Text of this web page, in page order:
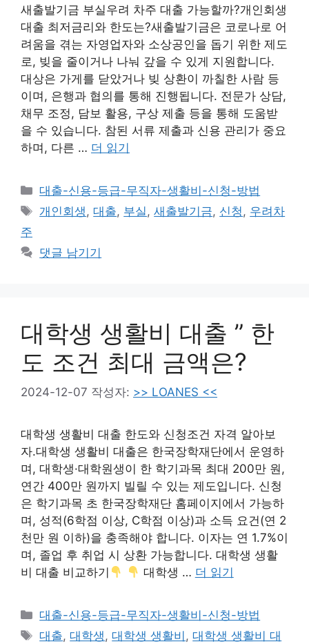
새출발기금 부실우려 차주 대출 가능할까?개인회생
대출 최저금리와 한도는?새출발기금은 코로나로 어
려움을 겪는 자영업자와 소상공인을 돕기 위한 제도
로, 빚을 줄이거나 나눠 갚을 수 있게 지원합니다.
대상은 가게를 닫았거나 빚 상환이 까칠한 사람 등
이며, 은행과 협의를 통해 진행됩니다. 전문가 상담,
채무 조정, 담보 활용, 구상 제출 등을 통해 도움받
을 수 있습니다. 참된 서류 제출과 신용 관리가 중요
하며, 다른 … 더 읽기
카
테
고
대출-신용-등급-무직자-생활비-신청-방법
태
개인회생 ,대출, 부실 ,새출발기금, 신청 , 우려차
주
댓글 남기기
대학생 생활비 대출 ” 한
도 조건 최대 금액은?
2024-12-07 작성자: >> LOANES <<
대학생 생활비 대출 한도와 신청조건 자격 알아보
자.대학생 생활비 대출은 한국장학재단에서 운영하
며, 대학생·대학원생이 한 학기과목 최대 200만 원,
연간 400만 원까지 빌릴 수 있는 제도입니다. 신청
은 학기과목 초 한국장학재단 홈페이지에서 가능하
며, 성적(6학점 이상, C학점 이상)과 소득 요건(연 2
천만 원 이하)을 충족해야 합니다. 이자는 연 1.7%이
며, 졸업 후 취업 시 상환 가능합니다. 대학생 생활
비 대출 비교하기
대학생 … 더 읽기
카
테
대출-신용-등급-무직자-생활비-신청-방법
태
대출,대학생,대학생 생활비 ,대학생 생활비 대